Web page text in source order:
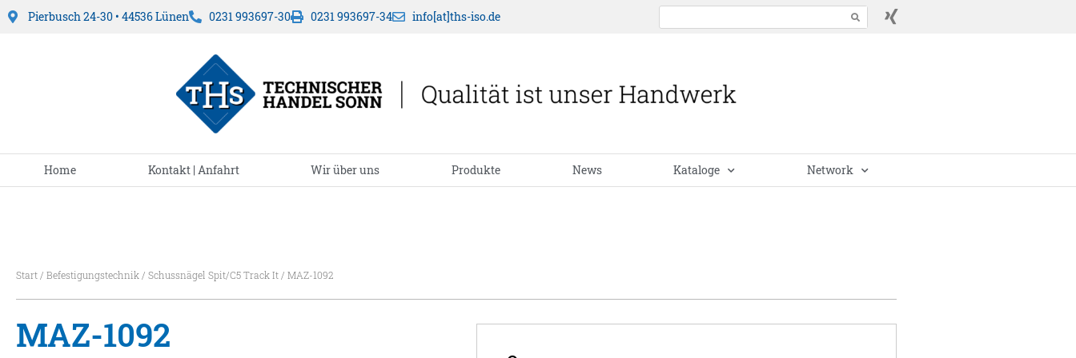
Pierbusch 24-30 • 44536 Lünen 0231 993697-30 0231 993697-34 info[at]ths-iso.de
Home Kontakt | Anfahrt Wir über uns Produkte News Kataloge Network
Start / Befestigungstechnik / Schussnägel Spit/C5 Track It / MAZ-1092
MAZ-1092